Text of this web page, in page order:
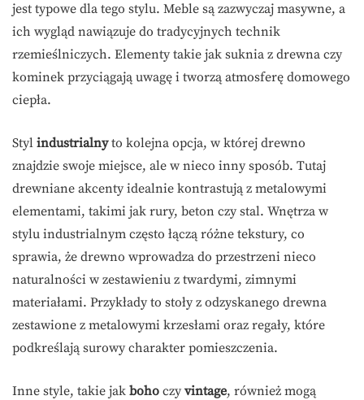
jest typowe dla tego stylu. Meble są zazwyczaj masywne, a
ich wygląd nawiązuje do tradycyjnych technik
rzemieślniczych. Elementy takie jak suknia z drewna czy
kominek przyciągają uwagę i tworzą atmosferę domowego
ciepła.
Styl industrialnyto kolejna opcja, w której drewno
znajdzie swoje miejsce, ale w nieco inny sposób. Tutaj
drewniane akcenty idealnie kontrastują z metalowymi
elementami, takimi jak rury, beton czy stal. Wnętrza w
stylu industrialnym często łączą różne tekstury, co
sprawia, że drewno wprowadza do przestrzeni nieco
naturalności w zestawieniu z twardymi, zimnymi
materiałami. Przykłady to stoły z odzyskanego drewna
zestawione z metalowymi krzesłami oraz regały, które
podkreślają surowy charakter pomieszczenia.
Inne style, takie jak boho czy vintage, również mogą